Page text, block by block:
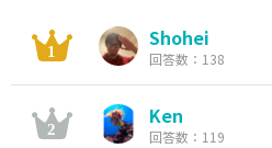
Shohei
回答数：138
Ken
回答数：119